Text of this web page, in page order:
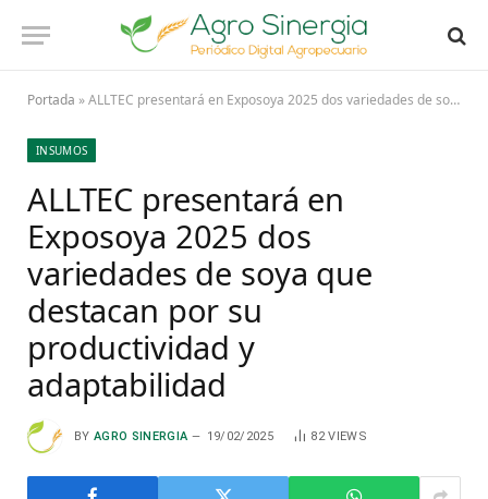
Portada »ALLTEC presentará en Exposoya 2025 dos variedades de soya que destacan por su productividad y adaptabilidad
INSUMOS
ALLTEC presentará en
Exposoya 2025 dos
variedades de soya que
destacan por su
productividad y
adaptabilidad
BY AGRO SINERGIA 19/02/2025 82VIEWS